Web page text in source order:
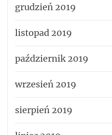
grudzień 2019
listopad 2019
październik 2019
wrzesień 2019
sierpień 2019